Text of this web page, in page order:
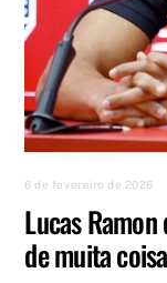
6 de fevereiro de 2026
Lucas
de muita